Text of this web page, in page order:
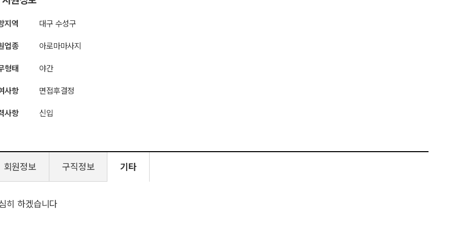
지역 대구 수성구
업종 아로마마사지
형태 야간
사항 면접후결정
사항 신입
회원정보 구직정보 기타
히 하겠습니다